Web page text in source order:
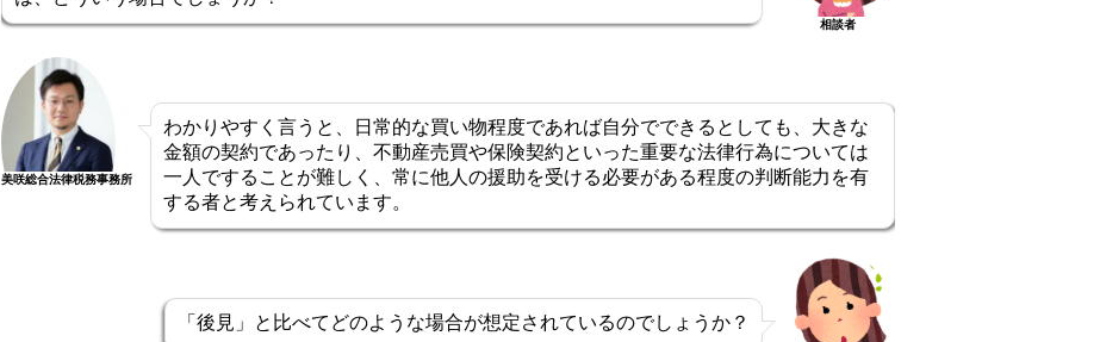
相談者
美咲総合法律税務事務所
わかりやすく言うと、日常的な買い物程度であれば自分でできるとしても、大きな
金額の契約であったり、不動産売買や保険契約といった重要な法律行為については
一人ですることが難しく、常に他人の援助を受ける必要がある程度の判断能力を有
する者と考えられています。
「後見」と比べてどのような場合が想定されているのでしょうか？